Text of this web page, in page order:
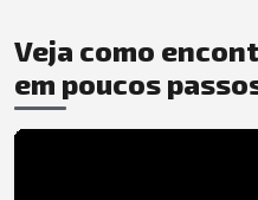
Veja como
em poucos